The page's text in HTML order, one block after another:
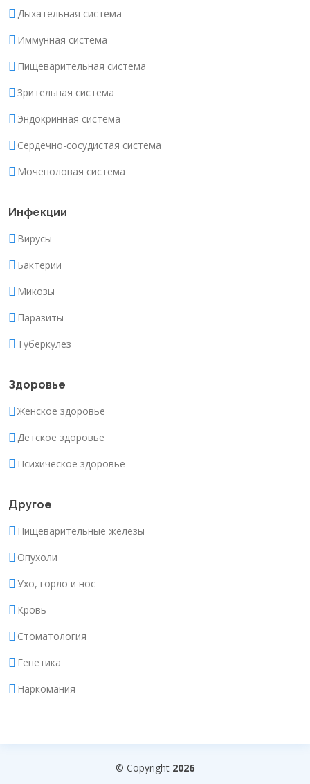
Дыхательная система
Иммунная система
Пищеварительная система
Зрительная система
Эндокринная система
Сердечно-сосудистая система
Мочеполовая система
Инфекции
Вирусы
Бактерии
Микозы
Паразиты
Туберкулез
Здоровье
Женское здоровье
Детское здоровье
Психическое здоровье
Другое
Пищеварительные железы
Опухоли
Ухо, горло и нос
Кровь
Стоматология
Генетика
Наркомания
© Copyright 2026